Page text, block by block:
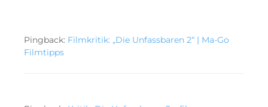
Pingback: Filmkritik: „Die Unfassbaren 2“ | Ma-Go
Filmtipps